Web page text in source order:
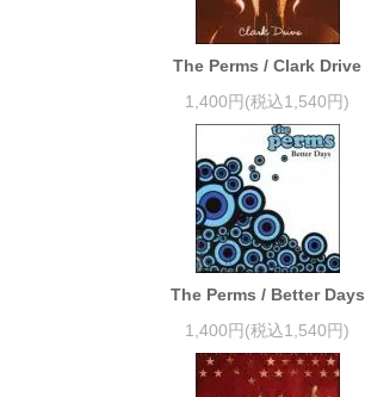
The Perms / Clark Drive
1,400円(税込1,540円)
The Perms / Better Days
1,400円(税込1,540円)